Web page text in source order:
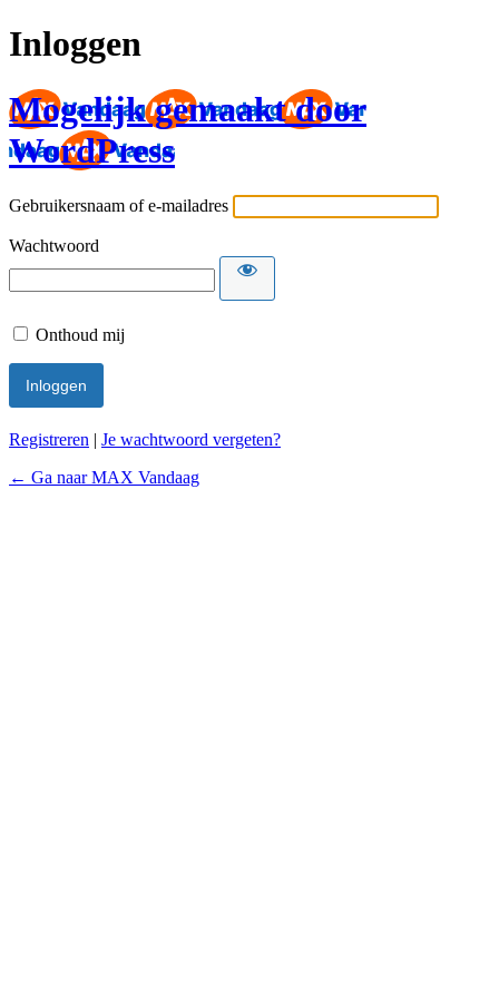
Inloggen
Mogelijk gemaakt door
WordPress
Gebruikersnaam of e-mailadres
Wachtwoord
Onthoud mij
Registreren | Je wachtwoord vergeten?
← Ga naar MAX Vandaag